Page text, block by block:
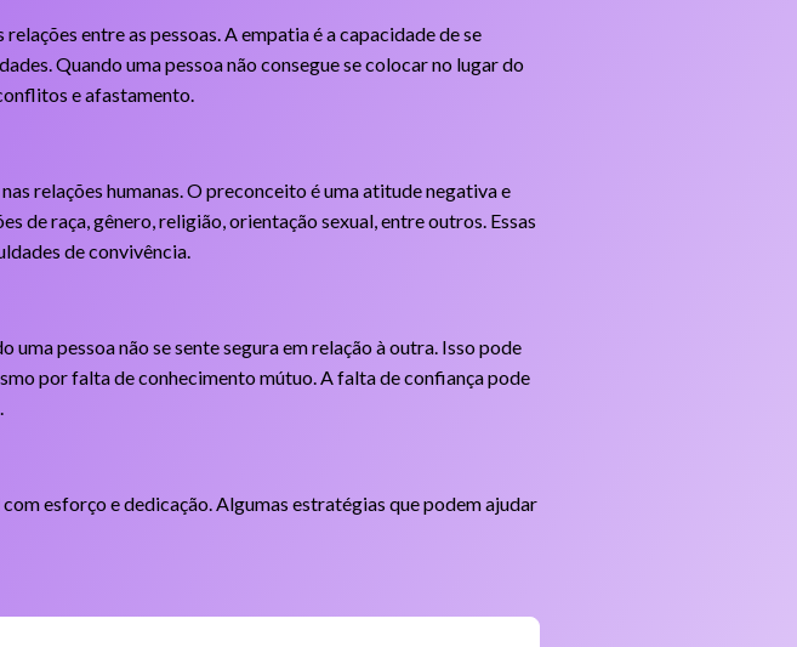
entre as pessoas. A empatia é a capacidade de se
Quando uma pessoa não consegue se colocar no lugar do
e afastamento.
relações humanas. O preconceito é uma atitude negativa e
de raça, gênero, religião, orientação sexual, entre outros. Essas
de convivência.
pessoa não se sente segura em relação à outra. Isso pode
por falta de conhecimento mútuo. A falta de confiança pode
esforço e dedicação. Algumas estratégias que podem ajudar